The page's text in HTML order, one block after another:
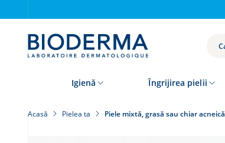
CAUTĂ
Igienă Îngrijirea pielii
Acasă Pielea ta Piele mixtă, grasă sau chiar acneică